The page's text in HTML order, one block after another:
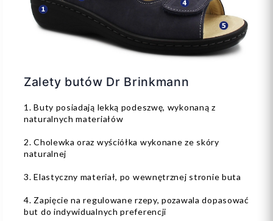
Zalety butów Dr Brinkmann
1. Buty posiadają lekką podeszwę, wykonaną z
naturalnych materiałów
2. Cholewka oraz wyściółka wykonane ze skóry
naturalnej
3. Elastyczny materiał, po wewnętrznej stronie buta
4. Zapięcie na regulowane rzepy, pozawala dopasować
but do indywidualnych preferencji